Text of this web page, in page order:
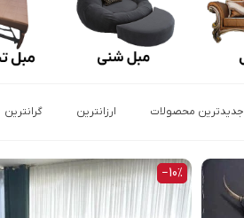
جدیدترین محصولات ارزانترین گرانترین
‎−10%